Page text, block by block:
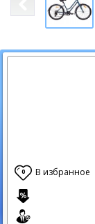
0 В избранное